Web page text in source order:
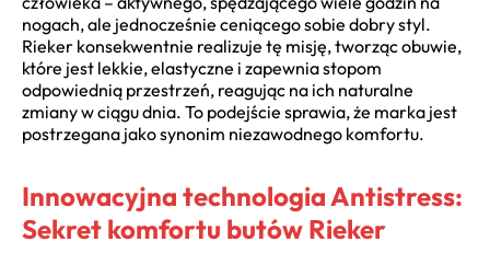
nogach, ale jednocześnie ceniącego sobie dobry styl.
Rieker konsekwentnie realizuje tę misję, tworząc obuwie,
które jest lekkie, elastyczne i zapewnia stopom
odpowiednią przestrzeń, reagując na ich naturalne
zmiany w ciągu dnia. To podejście sprawia, że marka jest
postrzegana jako synonim niezawodnego komfortu.
Innowacyjna technologia Antistress:
Sekret komfortu butów Rieker